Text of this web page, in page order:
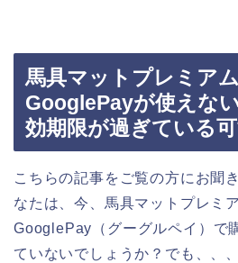
馬具マットプレミア
GooglePayが使えな
効期限が過ぎている可
こちらの記事をご覧の方にお聞
なたは、今、馬具マットプレミ
GooglePay（グーグルペイ）で
ていないでしょうか？でも、、、